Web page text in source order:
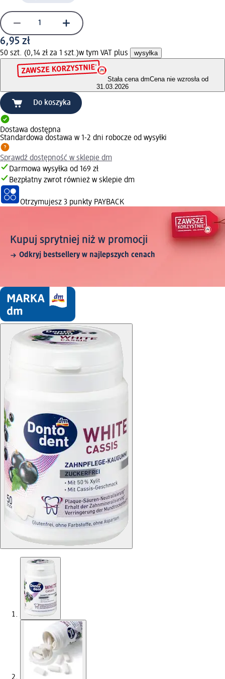
6,95 zł
50 szt. (0,14 zł za 1 szt.)w tym VAT plus wysyłka
Stała cena dmCena nie wzrosła od
31.03.2026
Do koszyka
Dostawa dostępna
Standardowa dostawa w 1-2 dni robocze od wysyłki
Sprawdź dostępność w sklepie dm
Darmowa wysyłka od 169 zł
Bezpłatny zwrot również w sklepie dm
Otrzymujesz 3 punkty PAYBACK
Kupuj sprytniej niż w promocji
Odkryj bestsellery w najlepszych cenach